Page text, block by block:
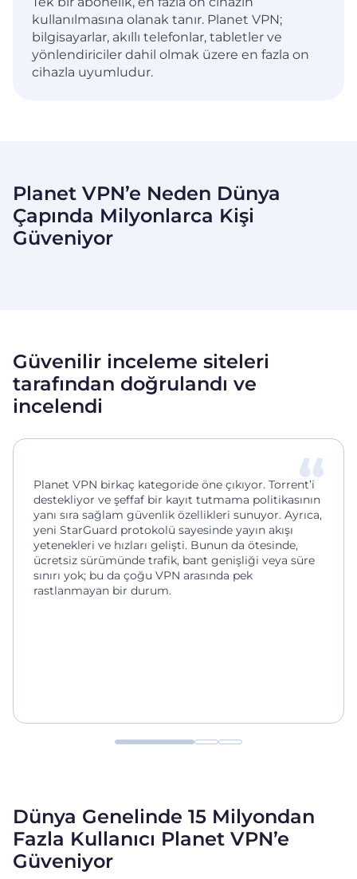
kullanılmasına olanak tanır. Planet VPN;
bilgisayarlar, akıllı telefonlar, tabletler ve
yönlendiriciler dahil olmak üzere en fazla on
cihazla uyumludur.
Planet VPN’e Neden Dünya
Çapında Milyonlarca Kişi
Güveniyor
Güvenilir inceleme siteleri
tarafından doğrulandı ve
incelendi
Planet VPN birkaç kategoride öne çıkıyor. Torrent’i
destekliyor ve şeffaf bir kayıt tutmama politikasının
yanı sıra sağlam güvenlik özellikleri sunuyor. Ayrıca,
yeni StarGuard protokolü sayesinde yayın akışı
yetenekleri ve hızları gelişti. Bunun da ötesinde,
ücretsiz sürümünde trafik, bant genişliği veya süre
sınırı yok; bu da çoğu VPN arasında pek
rastlanmayan bir durum.
Dünya Genelinde 15 Milyondan
Fazla Kullanıcı Planet VPN’e
Güveniyor